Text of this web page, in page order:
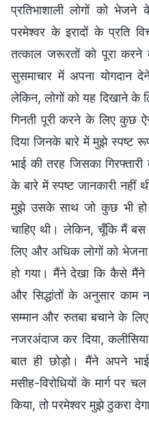
प्रतिभाशाली लोगों को
परमेश्वर के इरादों के प्रति
तत्काल जरूरतों को पूरा
सुसमाचार में अपना योगदान
लेकिन, लोगों को यह दिखाने के
गिनती पूरी करने के लिए कुछ
दिया जिनके बारे में मुझे स्पष्ट
भाई की तरह जिसका
के बारे में स्पष्ट जानकारी नहीं
मुझे उसके साथ जो कुछ भी हो
चाहिए थी। लेकिन, चूँकि मैं
लिए और अधिक लोगों को भेजना
हो गया। मैंने देखा कि कैसे मैंने
और सिद्धांतों के अनुसार काम
सम्मान और रुतबा बचाने के
नजरअंदाज कर दिया,
बात ही छोड़ो। मैंने अपने
मसीह-विरोधियों के मार्ग पर
किया, तो परमेश्वर मुझे ठुकरा